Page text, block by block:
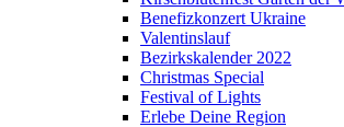
Benefizkonzert Ukraine
Valentinslauf
Bezirkskalender 2022
Christmas Special
Festival of Lights
Erlebe Deine Region